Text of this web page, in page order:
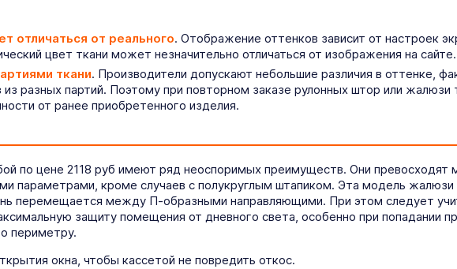
отличаться от реального. Отображение оттенков зависит от настроек
цвет ткани может незначительно отличаться от изображения на сайте.
ткани. Производители допускают небольшие различия в оттенке,
из разных партий. Поэтому при повторном заказе рулонных штор или
от ранее приобретенного изделия.
по цене 2118 руб имеют ряд неоспоримых преимуществ. Они превосходят
параметрами, кроме случаев с полукруглым штапиком. Эта модель жалюзи
перемещается между П-образными направляющими. При этом следует
защиту помещения от дневного света, особенно при попадании
периметру.
окна, чтобы кассетой не повредить откос.